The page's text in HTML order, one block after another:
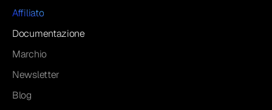
Affiliato
Documentazione
Marchio
Newsletter
Blog